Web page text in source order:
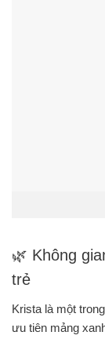
🌿 Không
trẻ
Krista là một
ưu tiên mảng